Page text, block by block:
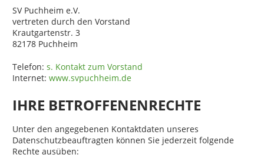
SV Puchheim e.V.
vertreten durch den Vorstand
Krautgartenstr. 3
82178 Puchheim
Telefon:s. Kontakt zum Vorstand
Internet:www.svpuchheim.de
IHRE BETROFFENENRECHTE
Unter den angegebenen Kontaktdaten unseres
Datenschutzbeauftragten können Sie jederzeit folgende
Rechte ausüben: